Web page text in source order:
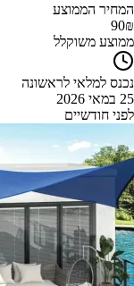
המחיר הממוצע
90₪
ממוצע משוקלל
נכנס למלאי לראשונה
25 במאי 2026
לפני חודשיים